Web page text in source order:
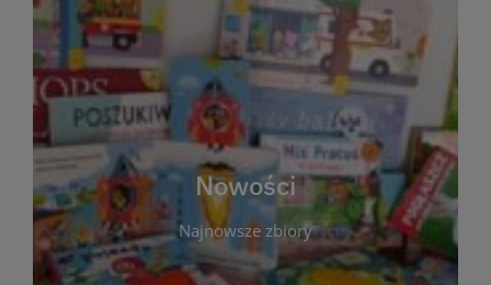
Nowości
Najnowsze zbiory
W tej sekcji prezentujemy najnowsze książki,
audiobooki oraz filmy, które właśnie trafiły do
zbiorów Miejskiej Biblioteki Publicznej w
Starachowicach. Regularnie aktualizujemy listę,
aby Czytelnicy mogli na bieżąco odkrywać świeże
tytuły i najciekawsze premiery wydawnicze. Każda
pozycja opatrzona jest krótkim opisem i
informacją o dostępności w katalogu. Zachęcamy
do częstych odwiedzin – nowości pojawiają się